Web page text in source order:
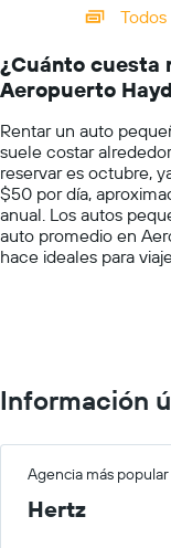
renta
por
categories.
The
has
1
Y
axis
displaying
values.
Range:
¿Cuánto cuesta
Aeropuerto
Rentar un auto
suele costar
reservar es octubre,
$50 por día,
anual. Los autos
auto promedio en
hace ideales para
Información
Agencia más popular
Hertz